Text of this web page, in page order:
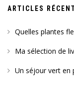
ARTICLES
Quelles plantes
Ma sélection de
Un séjour vert en